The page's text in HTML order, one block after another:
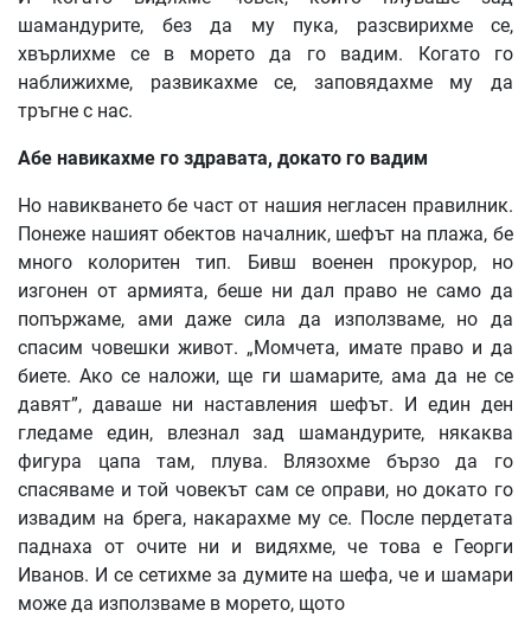
шамандурите, без да му пука, разсвирихме се,
хвърлихме се в морето да го вадим. Когато го
наближихме, развикахме се, заповядахме му да
тръгне с нас.
Абе навикахме го здравата, докато го вадим
Но навикването бе част от нашия негласен правилник.
Понеже нашият обектов началник, шефът на плажа, бе
много колоритен тип. Бивш военен прокурор, но
изгонен от армията, беше ни дал право не само да
попържаме, ами даже сила да използваме, но да
спасим човешки живот. „Момчета, имате право и да
биете. Ако се наложи, ще ги шамарите, ама да не се
давят”, даваше ни наставления шефът. И един ден
гледаме един, влезнал зад шамандурите, някаква
фигура цапа там, плува. Влязохме бързо да го
спасяваме и той човекът сам се оправи, но докато го
извадим на брега, накарахме му се. После пердетата
паднаха от очите ни и видяхме, че това е Георги
Иванов. И се сетихме за думите на шефа, че и шамари
може да използваме в морето, щото